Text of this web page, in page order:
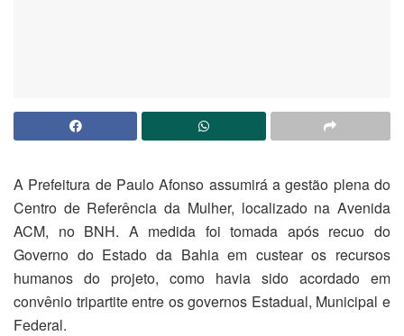
A Prefeitura de Paulo Afonso assumirá a gestão plena do
Centro de Referência da Mulher, localizado na Avenida
ACM, no BNH. A medida foi tomada após recuo do
Governo do Estado da Bahia em custear os recursos
humanos do projeto, como havia sido acordado em
convênio tripartite entre os governos Estadual, Municipal e
Federal.